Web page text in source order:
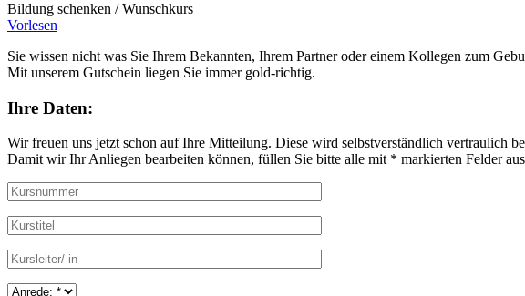
Bildung schenken / Wunschkurs
Vorlesen
Sie wissen nicht was Sie Ihrem Bekannten, Ihrem Partner oder einem Kollegen zum
Mit unserem Gutschein liegen Sie immer gold-richtig.
Ihre Daten:
Wir freuen uns jetzt schon auf Ihre Mitteilung. Diese wird selbstverständlich vertraulich
Damit wir Ihr Anliegen bearbeiten können, füllen Sie bitte alle mit * markierten Felder